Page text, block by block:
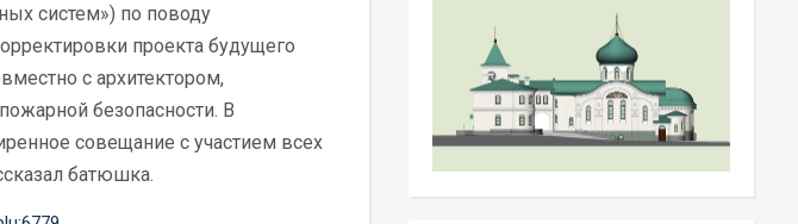
систем») по поводу
проекта будущего
с архитектором,
безопасности. В
совещание с участием всех
батюшка.